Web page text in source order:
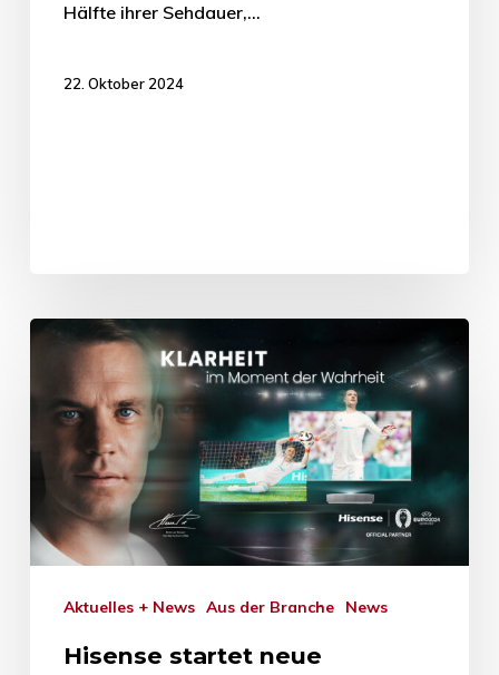
Hälfte ihrer Sehdauer,…
22. Oktober 2024
Aktuelles + News Aus der Branche News
Hisense startet neue